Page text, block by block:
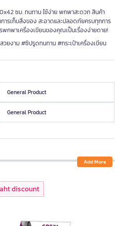
ซม. ทนทาน ใช้ง่าย พกพาสะดวก สินค้า
รเก็บสิ่งของ สะอาดและปลอดภัยครบทุกการ
พกพาเครื่องเขียนของคุณเป็นเรื่องง่ายดาย!
วยงาม #ซิปรูดทนทาน #กระเป๋าเครื่องเขียน
General Product
General Product
Add More
discount